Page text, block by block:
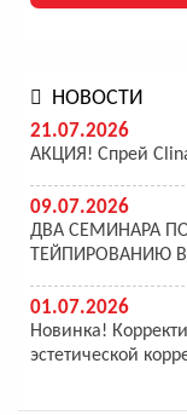
НОВОСТИ
21.07.2026
АКЦИЯ! Спрей
09.07.2026
ДВА СЕМИНАРА
ТЕЙПИРОВАНИЮ В
01.07.2026
Новинка!
эстетической